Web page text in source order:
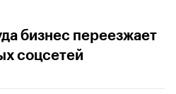
бизнес переезжает
соцсетей